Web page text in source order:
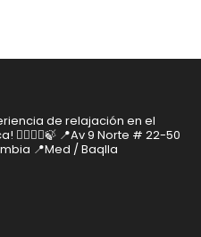
de relajación en el
🧘‍♂️🧘‍♀️🍃 📍Av 9 Norte # 22-50
📍Med / Baqlla